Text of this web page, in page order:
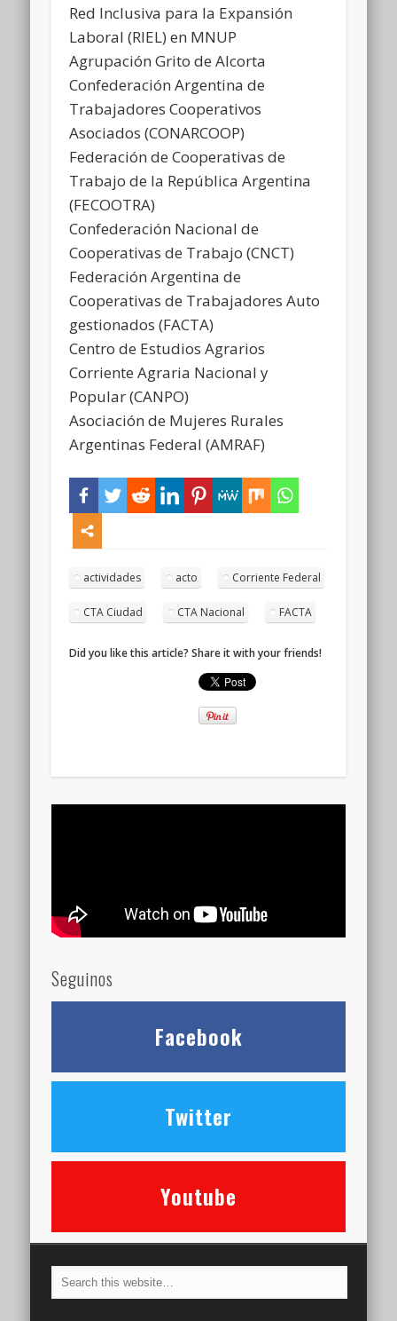
Red Inclusiva para la Expansión
Laboral (RIEL) en MNUP
Agrupación Grito de Alcorta
Confederación Argentina de
Trabajadores Cooperativos
Asociados (CONARCOOP)
Federación de Cooperativas de
Trabajo de la República Argentina
(FECOOTRA)
Confederación Nacional de
Cooperativas de Trabajo (CNCT)
Federación Argentina de
Cooperativas de Trabajadores Auto
gestionados (FACTA)
Centro de Estudios Agrarios
Corriente Agraria Nacional y
Popular (CANPO)
Asociación de Mujeres Rurales
Argentinas Federal (AMRAF)
actividades acto Corriente Federal
CTA Ciudad CTA Nacional FACTA
Did you like this article? Share it with your friends!
Seguinos
Facebook
Twitter
Youtube